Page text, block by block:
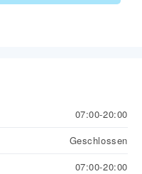
07:00-20:00
Geschlossen
07:00-20:00